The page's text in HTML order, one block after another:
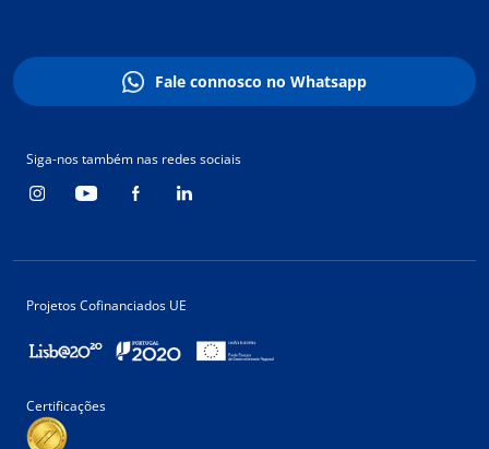
Fale connosco no Whatsapp
Siga-nos também nas redes sociais
Projetos Cofinanciados UE
Certificações